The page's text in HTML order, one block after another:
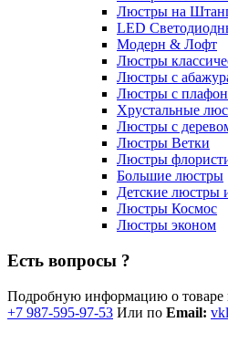
Люстры на
LED
Модерн & Лофт
Люстры
Люстры с
Люстры с
Хрустальные
Люстры с
Люстры Ветки
Люстры
Большие люстры
Детские люстры
Люстры Космос
Люстры эконом
Есть вопросы ?
Подробную информацию о товаре
+7 987-595-97-53 Или по Email: